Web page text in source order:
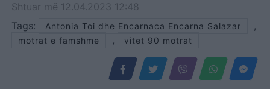
Shtuar më 12.04.2023 12:48
Tags:
Antonia Toi dhe Encarnaca Encarna Salazar ,
motrat e famshme , vitet 90 motrat